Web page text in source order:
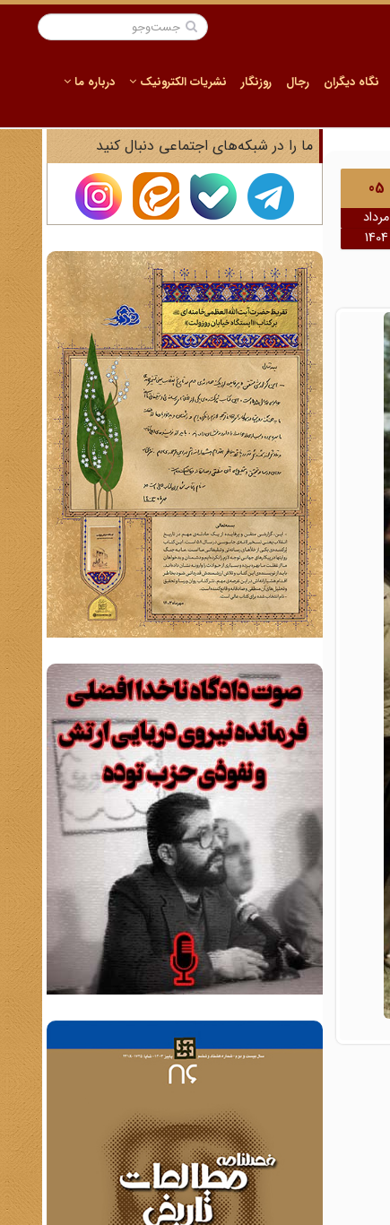
نگاه دیگران رجال روزنگار نشریات الکترونیک درباره ما
05
مرداد
1404
ما را در شبکه‌های اجتماعی دنبال کنید